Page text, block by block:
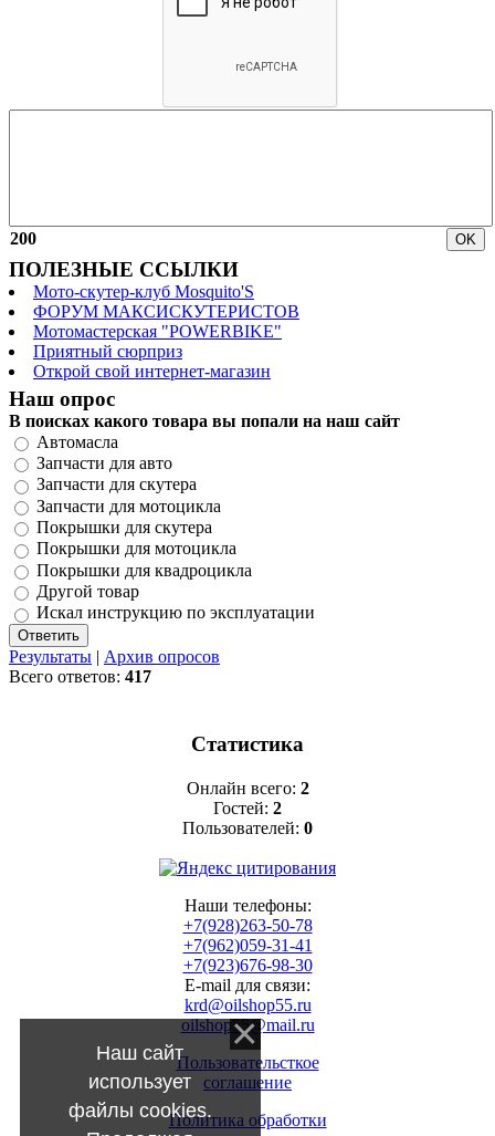
200
ПОЛЕЗНЫЕ ССЫЛКИ
Мото-скутер-клуб Mosquito'S
ФОРУМ МАКСИСКУТЕРИСТОВ
Мотомастерская "POWERBIKE"
Приятный сюрприз
Открой свой интернет-магазин
Наш опрос
В поисках какого товара вы попали на наш сайт
Автомасла
Запчасти для авто
Запчасти для скутера
Запчасти для мотоцикла
Покрышки для скутера
Покрышки для мотоцикла
Покрышки для квадроцикла
Другой товар
Искал инструкцию по эксплуатации
Результаты | Архив опросов
Всего ответов: 417
Статистика
Онлайн всего: 2
Гостей: 2
Пользователей: 0
Наши телефоны:
+7(928)263-50-78
+7(962)059-31-41
+7(923)676-98-30
E-mail для связи:
krd@oilshop55.ru
oilshop55@mail.ru
Пользовательсткое
соглашение
Политика обработки
Наш сайт
использует
файлы cookies.